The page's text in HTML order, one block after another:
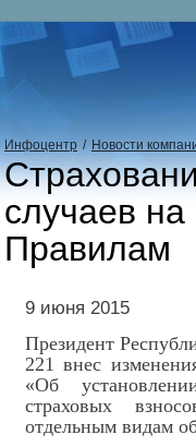
Инфоцентр / Новости
случаев
Правилам
9 июня 2015
Президент
221 внес
«Об
страховых
отдельным видам